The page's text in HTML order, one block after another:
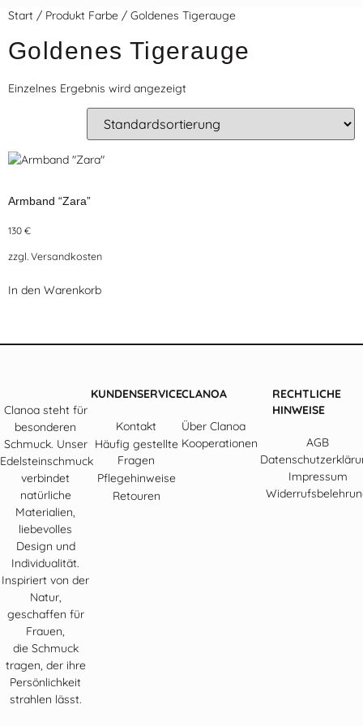
Start / Produkt Farbe / Goldenes Tigerauge
Goldenes Tigerauge
Einzelnes Ergebnis wird angezeigt
Armband “Zara”
130 €
zzgl. Versandkosten
In den Warenkorb
Clanoa steht für
besonderen
Schmuck. Unser
Edelsteinschmuck
verbindet
natürliche
Materialien,
liebevolles
Design und
Individualität.
Inspiriert von der
Natur,
geschaffen für
Frauen,
die Schmuck
tragen, der ihre
Persönlichkeit
strahlen lässt.
KUNDENSERVICE
Kontakt
Häufig gestellte
Fragen
Pflegehinweise
Retouren
CLANOA
Über Clanoa
Kooperationen
RECHTLICHE
HINWEISE
AGB
Impressum